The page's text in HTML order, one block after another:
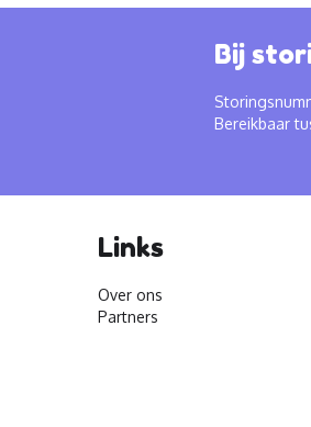
Bij
Bereikbaar
Links
Over ons
Partners